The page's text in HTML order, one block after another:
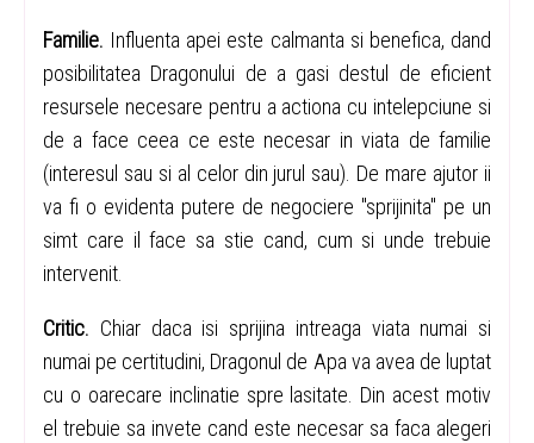
Familie. Influenta apei este calmanta si benefica, dand
posibilitatea Dragonului de a gasi destul de eficient
resursele necesare pentru a actiona cu intelepciune si
de a face ceea ce este necesar in viata de familie
(interesul sau si al celor din jurul sau). De mare ajutor ii
va fi o evidenta putere de negociere "sprijinita" pe un
simt care il face sa stie cand, cum si unde trebuie
intervenit.
Critic. Chiar daca isi sprijina intreaga viata numai si
numai pe certitudini, Dragonul de Apa va avea de luptat
cu o oarecare inclinatie spre lasitate. Din acest motiv
el trebuie sa invete cand este necesar sa faca alegeri